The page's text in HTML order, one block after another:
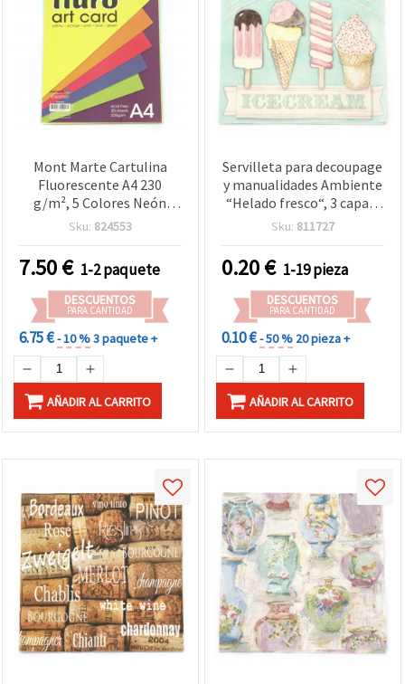
Mont Marte Cartulina
Fluorescente A4 230
g/m², 5 Colores Neón
Surtidos, Pack de 30 Hojas
Sku: 824553
7.50€ 1-2 paquete
DESCUENTOS
PARA CANTIDAD
6.75 €- 10 %3 paquete +
AÑADIR AL CARRITO
Servilleta para decoupage
y manualidades Ambiente
“Helado fresco“, 3 capas,
33x33 cm - 1 unidad
Sku: 811727
0.20€ 1-19 pieza
DESCUENTOS
PARA CANTIDAD
0.10 €- 50 % 20 pieza +
AÑADIR AL CARRITO